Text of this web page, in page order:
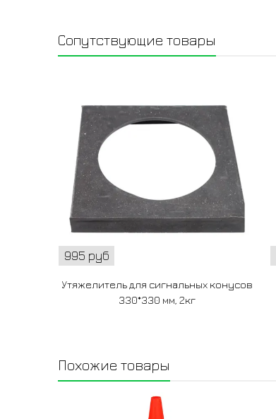
Сопутствующие товары
995 руб
Утяжелитель для сигнальных конусов
330*330 мм, 2кг
Похожие товары